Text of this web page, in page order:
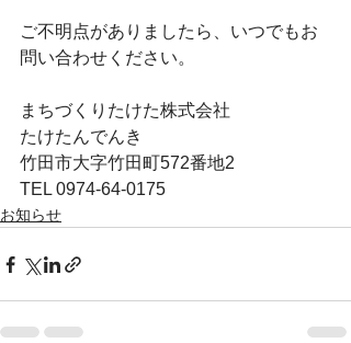
ご不明点がありましたら、いつでもお
問い合わせください。
まちづくりたけた株式会社
たけたんでんき
竹田市大字竹田町572番地2
TEL 0974-64-0175
お知らせ